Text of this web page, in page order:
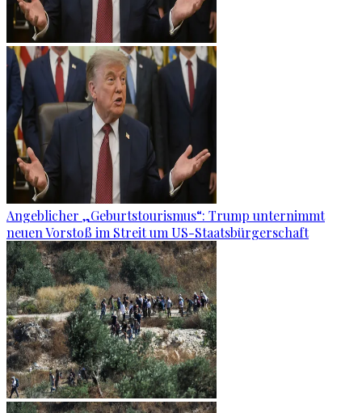
Angeblicher „Geburtstourismus“: Trump unternimmt
neuen Vorstoß im Streit um US-Staatsbürgerschaft